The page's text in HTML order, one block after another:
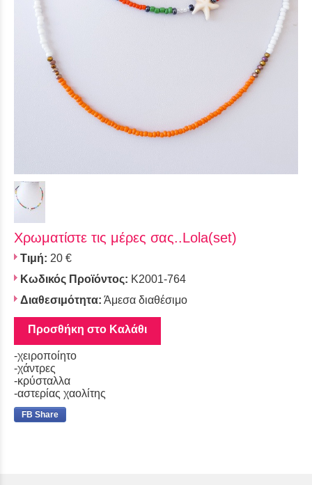
Χρωματίστε τις μέρες σας..Lola(set)
Τιμή: 20 €
Κωδικός Προϊόντος: K2001-764
Διαθεσιμότητα: Άμεσα διαθέσιμο
Προσθήκη στο Καλάθι
-χειροποίητο
-χάντρες
-κρύσταλλα
-αστερίας χαολίτης
FB Share